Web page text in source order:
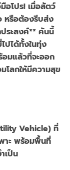
อโปร! เมื่อสัตว์
หรือต้องรีบส่ง
ประสงค์** คันนี้
ปได้ทั้งในทุ่ง
มแล้วที่จะออก
โลกให้มีความสุข
Vehicle) ที่
าะ พร้อมพื้นที่
เป็น